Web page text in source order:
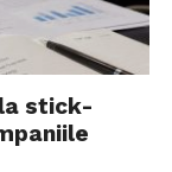
stick-